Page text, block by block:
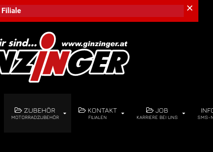
ZUBEHÖR
MOTORRADZUBEHÖR
KONTAKT
FILIALEN
JOB
KARRIERE BEI UNS SMS-
×
Filiale